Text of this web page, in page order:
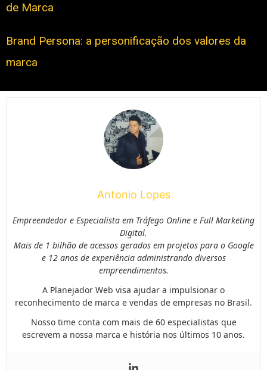
de Marca
Brand Persona: a personificação dos valores da
marca
Antonio Lopes
Empreendedor e Especialista em Tráfego Online e Full Marketing
Digital.
Mais de 1 bilhão de acessos gerados em projetos para o Google
e 12 anos de experiência administrando diversos
empreendimentos.
A Planejador Web visa ajudar a impulsionar o
reconhecimento de marca e vendas de empresas no Brasil.
Nosso time conta com mais de 60 especialistas que
escrevem a nossa marca e história nos últimos 10 anos.